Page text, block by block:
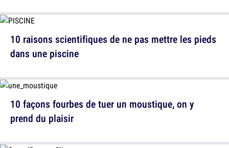
10 raisons scientifiques de ne pas mettre les pieds
dans une piscine
10 façons fourbes de tuer un moustique, on y
prend du plaisir